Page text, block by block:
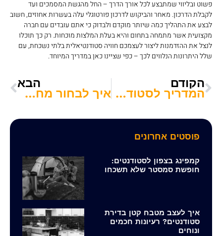
פשוט ובליווי שמתבצע לכל אורך הדרך – החל מהגשת המסמכים ועד
לקבלת הדרכון. מאחר והביקוש לדרכון פורטוגלי עלה בעשרות אחוזים, חשוב
לבצע את התהליך כמה שיותר מוקדם ולבדוק כי אתם עובדים עם חברה
מקצועית אשר מתמחה בתחום והיא בעלת המלצות מוכחות. רק כך תוכלו
לנצל את ההזדמנות ליצור לעצמכם חוויה סטודנטיאלית בלתי נשכחת, עם
שלל היתרונות הנלווים לכך – כפי שציינו כאן במדריך המיוחד.
הקודם
המדריך לסטודנטיות ההריוניות: כל הזכויות שמגיעות לכן בהיריון בזמן הלימודים
הבא
איך לבחור מחשב נייד ללימודים בלי ידע במחשבים?
פוסטים אחרונים
קמפינג בצפון לסטודנטים:
חופשת סמסטר שלא תשכחו
איך לעצב מטבח קטן בדירת
סטודנטים? רעיונות חכמים
ונוחים